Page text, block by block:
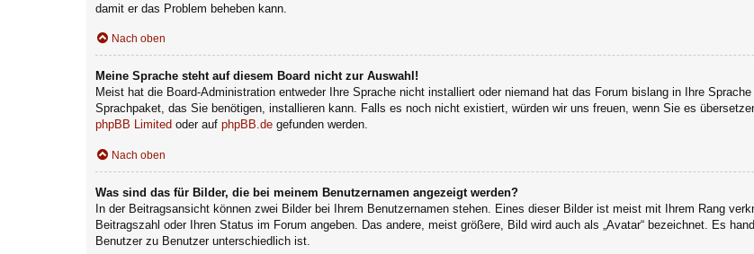
damit er das Problem beheben kann.
Nach oben
Meine Sprache steht auf diesem Board nicht zur Auswahl!
Meist hat die Board-Administration entweder Ihre Sprache nicht installiert oder niemand hat das Forum bislang in Ihre
Sprachpaket, das Sie benötigen, installieren kann. Falls es noch nicht existiert, würden wir uns freuen, wenn Sie es
phpBB Limited oder auf phpBB.de gefunden werden.
Nach oben
Was sind das für Bilder, die bei meinem Benutzernamen angezeigt werden?
In der Beitragsansicht können zwei Bilder bei Ihrem Benutzernamen stehen. Eines dieser Bilder ist meist mit Ihrem Rang
Beitragszahl oder Ihren Status im Forum angeben. Das andere, meist größere, Bild wird auch als „Avatar“ bezeichnet. Es
Benutzer zu Benutzer unterschiedlich ist.